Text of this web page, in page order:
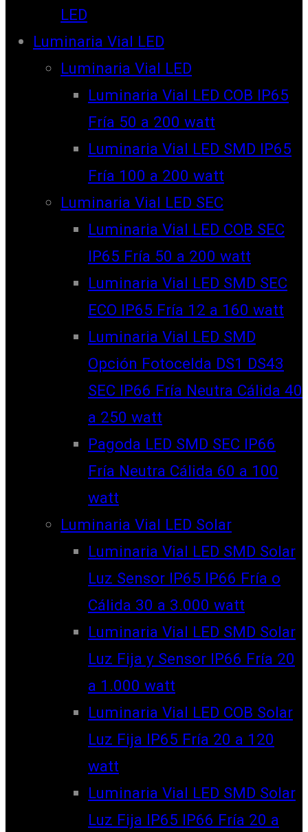
LED
Luminaria Vial LED
Luminaria Vial LED
Luminaria Vial LED COB IP65
Fría 50 a 200 watt
Luminaria Vial LED SMD IP65
Fría 100 a 200 watt
Luminaria Vial LED SEC
Luminaria Vial LED COB SEC
IP65 Fría 50 a 200 watt
Luminaria Vial LED SMD SEC
ECO IP65 Fría 12 a 160 watt
Luminaria Vial LED SMD
Opción Fotocelda DS1 DS43
SEC IP66 Fría Neutra Cálida 40
a 250 watt
Pagoda LED SMD SEC IP66
Fría Neutra Cálida 60 a 100
watt
Luminaria Vial LED Solar
Luminaria Vial LED SMD Solar
Luz Sensor IP65 IP66 Fría o
Cálida 30 a 3.000 watt
Luminaria Vial LED SMD Solar
Luz Fija y Sensor IP66 Fría 20
a 1.000 watt
Luminaria Vial LED COB Solar
Luz Fija IP65 Fría 20 a 120
watt
Luminaria Vial LED SMD Solar
Luz Fija IP65 IP66 Fría 20 a